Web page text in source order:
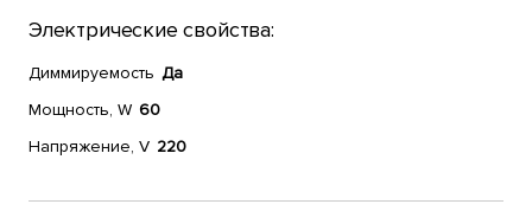
Электрические свойства:
Диммируемость Да
Мощность, W 60
Напряжение, V 220